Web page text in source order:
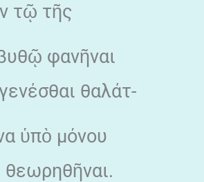
τῷ τῆς
φανῆναι
θαλάτ-
ὑπὸ μόνου
θεωρηθῆναι.